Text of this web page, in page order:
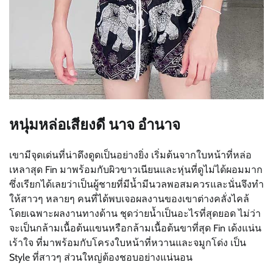
หนุ่มหล่อเสียงดี นาจ อำนาจ
เขามีจุดเด่นที่น่าดึงดูดเป็นอย่างยิ่ง เริ่มต้นจากใบหน้าที่หล่อ
เหลาสุด Fin มาพร้อมกับผิวขาวเนียนและหุ่นที่ดูไม่ได้ผอมมาก
ซึ่งเรียกได้เลยว่าเป็นผู้ชายที่มีน้ำมีนวลพอสมควรและนั่นจึงทำ
ให้สาวๆ หลายๆ คนที่ได้พบเจอผลงานของเขาต่างคลั่งไคล้
โดยเฉพาะผลงานทางด้าน ชุดว่ายน้ำเป็นอะไรที่สุดยอด ไม่ว่า
จะเป็นกล้ามเนื้อต้นแขนหรือกล้ามเนื้อต้นขาที่สุด Fin เด้งแน่น
เร้าใจ ที่มาพร้อมกับโครงใบหน้าที่หวานและจมูกโด่ง เป็น
Style ที่สาวๆ ส่วนใหญ่ต้องชอบอย่างแน่นอน